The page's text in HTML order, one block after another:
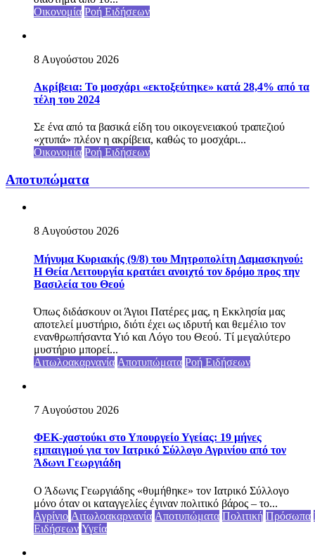
Οικονομία Ροή Ειδήσεων
8 Αυγούστου 2026
Ακρίβεια: Το μοσχάρι «εκτοξεύτηκε» κατά 28,4% από τα
τέλη του 2024
Σε ένα από τα βασικά είδη του οικογενειακού τραπεζιού
«χτυπά» πλέον η ακρίβεια, καθώς το μοσχάρι...
Οικονομία Ροή Ειδήσεων
Αποτυπώματα
8 Αυγούστου 2026
Μήνυμα Κυριακής (9/8) του Μητροπολίτη Δαμασκηνού:
Η Θεία Λειτουργία κρατάει ανοιχτό τον δρόμο προς την
Βασιλεία του Θεού
Όπως διδάσκουν οι Άγιοι Πατέρες μας, η Εκκλησία μας
αποτελεί μυστήριο, διότι έχει ως ιδρυτή και θεμέλιο τον
ενανθρωπήσαντα Υιό και Λόγο του Θεού. Τί μεγαλύτερο
μυστήριο μπορεί...
Αιτωλοακαρνανία Αποτυπώματα Ροή Ειδήσεων
7 Αυγούστου 2026
ΦΕΚ-χαστούκι στο Υπουργείο Υγείας: 19 μήνες
εμπαιγμού για τον Ιατρικό Σύλλογο Αγρινίου από τον
Άδωνι Γεωργιάδη
Ο Άδωνις Γεωργιάδης «θυμήθηκε» τον Ιατρικό Σύλλογο
μόνο όταν οι καταγγελίες έγιναν πολιτικό βάρος – το...
Αγρίνιο Αιτωλοακαρνανία Αποτυπώματα Πολιτική Πρόσωπα
Ειδήσεων Υγεία